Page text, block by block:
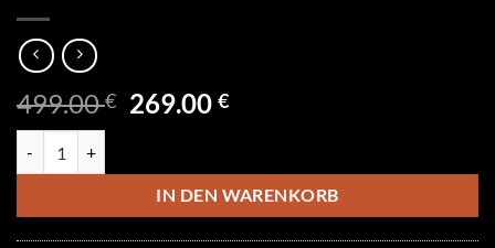
499.00€ Ursprünglicher
499.00 €
269.00€Aktueller
269.00 €.
IN DEN WARENKORB